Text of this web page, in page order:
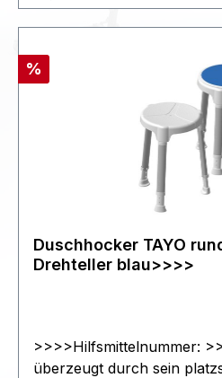
Rabatt
%
Duschhocker TAYO
Drehteller blau>>>>
>>>>Hilfsmittelnummer:
überzeugt durch sein